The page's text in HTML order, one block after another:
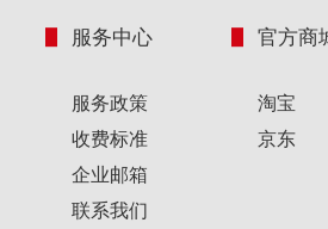
服务中心
服务政策
收费标准
企业邮箱
联系我们
官方商
淘宝
京东